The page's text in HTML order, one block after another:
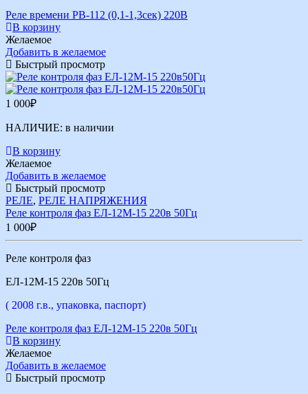
Реле времени РВ-112 (0,1-1,3сек) 220В
В корзину
Желаемое
Добавить в желаемое
Быстрый просмотр
1 000₽
НАЛИЧИЕ: в наличии
В корзину
Желаемое
Добавить в желаемое
Быстрый просмотр
РЕЛЕ, РЕЛЕ НАПРЯЖЕНИЯ
Реле контроля фаз ЕЛ-12М-15 220в 50Гц
1 000₽
Реле контроля фаз
ЕЛ-12М-15 220в 50Гц
( 2008 г.в., упаковка, паспорт)
Реле контроля фаз ЕЛ-12М-15 220в 50Гц
В корзину
Желаемое
Добавить в желаемое
Быстрый просмотр